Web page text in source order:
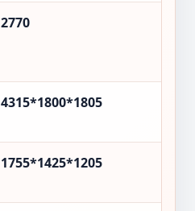
2770
4315*1800*1805
1755*1425*1205